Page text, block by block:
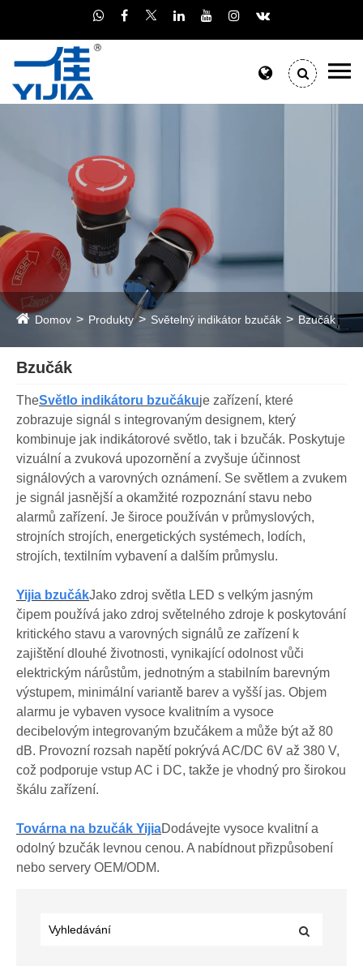
Domov Produkty Světelný indikátor bzučák Bzučák
Bzučák
TheSvětlo indikátoru bzučákuje zařízení, které
zobrazuje signál s integrovaným designem, který
kombinuje jak indikátorové světlo, tak i bzučák. Poskytuje
vizuální a zvuková upozornění a zvyšuje účinnost
signálových a varovných oznámení. Se světlem a zvukem
je signál jasnější a okamžité rozpoznání stavu nebo
alarmů zařízení. Je široce používán v průmyslových,
strojních strojích, energetických systémech, lodích,
strojích, textilním vybavení a dalším průmyslu.
Yijia bzučákJako zdroj světla LED s velkým jasným
čipem používá jako zdroj světelného zdroje k poskytování
kritického stavu a varovných signálů ze zařízení k
zajištění dlouhé životnosti, vynikající odolnost vůči
elektrickým nárůstům, jednotným a stabilním barevným
výstupem, minimální variantě barev a vyšší jas. Objem
alarmu je vybaven vysoce kvalitním a vysoce
decibelovým integrovaným bzučákem a může být až 80
dB. Provozní rozsah napětí pokrývá AC/DC 6V až 380 V,
což podporuje vstup AC i DC, takže je vhodný pro širokou
škálu zařízení.
Továrna na bzučák YijiaDodávejte vysoce kvalitní a
odolný bzučák levnou cenou. A nabídnout přizpůsobení
nebo servery OEM/ODM.